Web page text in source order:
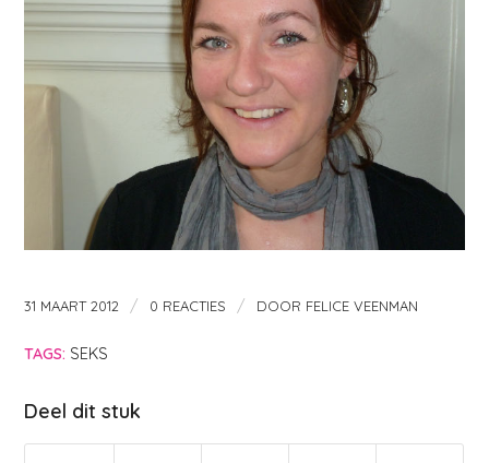
31 MAART 2012 / 0 REACTIES / DOOR FELICE VEENMAN
TAGS: SEKS
Deel dit stuk